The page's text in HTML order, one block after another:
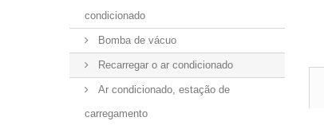
condicionado
Bomba de vácuo
Recarregar o ar condicionado
Ar condicionado, estação de
carregamento